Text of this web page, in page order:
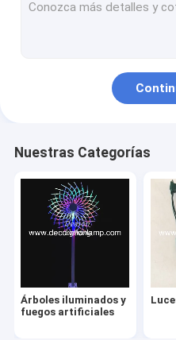
Cachorro de nieve de
Luz de cascada LED
luz llevada de la cuerda
Luces de ducha de
Nuestras Categorías
Árboles iluminados y
fuegos artificiales